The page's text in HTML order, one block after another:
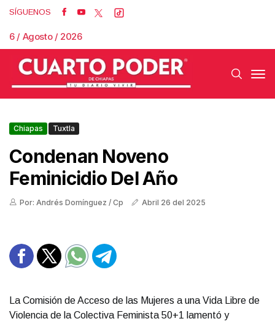
SÍGUENOS
6 / Agosto / 2026
Chiapas Tuxtla
Condenan Noveno
Feminicidio Del Año
Por: Andrés Domínguez / Cp Abril 26 del 2025
La Comisión de Acceso de las Mujeres a una Vida Libre de
Violencia de la Colectiva Feminista 50+1 lamentó y